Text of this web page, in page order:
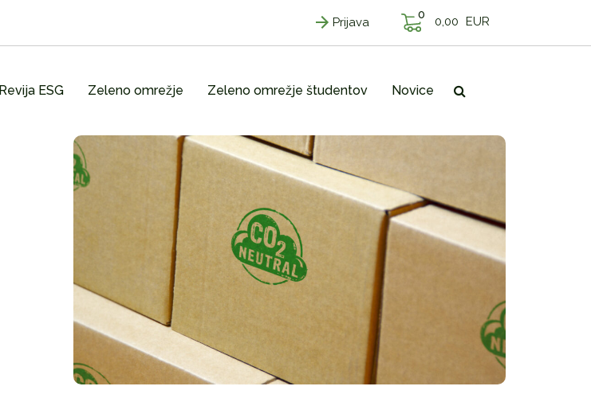
Prijava
0 0,00 EUR
Revija ESG Zeleno omrežje Zeleno omrežje študentov Novice